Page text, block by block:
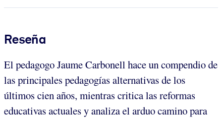
Reseña
El pedagogo Jaume Carbonell hace un compendio de
las principales pedagogías alternativas de los
últimos cien años, mientras critica las reformas
educativas actuales y analiza el arduo camino para